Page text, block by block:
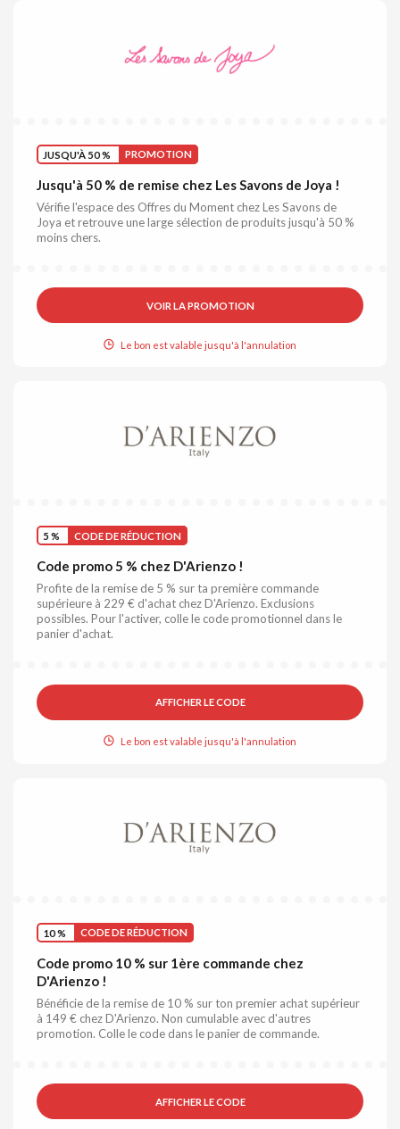
JUSQU'À 50 % PROMOTION
Jusqu'à 50 % de remise chez Les Savons de Joya !
Vérifie l'espace des Offres du Moment chez Les Savons de
Joya et retrouve une large sélection de produits jusqu'à 50 %
moins chers.
VOIR LA PROMOTION
Le bon est valable jusqu'à l'annulation
5 % CODE DE RÉDUCTION
Code promo 5 % chez D'Arienzo !
Profite de la remise de 5 % sur ta première commande
supérieure à 229 € d'achat chez D'Arienzo. Exclusions
possibles. Pour l'activer, colle le code promotionnel dans le
panier d'achat.
AFFICHER LE CODE
Le bon est valable jusqu'à l'annulation
10 % CODE DE RÉDUCTION
Code promo 10 % sur 1ère commande chez
D'Arienzo !
Bénéficie de la remise de 10 % sur ton premier achat supérieur
à 149 € chez D'Arienzo. Non cumulable avec d'autres
promotion. Colle le code dans le panier de commande.
AFFICHER LE CODE